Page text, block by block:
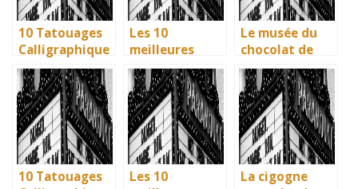
10 Tatouages
Calligraphique
s : Citations et
Phrases
Uniques pour
immortaliser
vos amitiés
Les 10
meilleures
villes d’Italie à
visiter en 2025
: Ravenne, la
ville aux huit
monuments
UNESCO
Le musée du
chocolat de
Bayonne : la
mémoire
vivante des
artisans
basques
10 Tatouages
Les 10
La cigogne